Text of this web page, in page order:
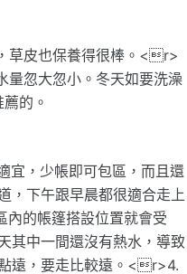
草皮也保養得很棒。<r>
忽大忽小。冬天如要洗澡
的。
，少帳即可包區，而且還
，下午跟早晨都很適合走上
的帳篷搭設位置就會受
其中一間還沒有熱水，導致
遠，要走比較遠。<r>4.